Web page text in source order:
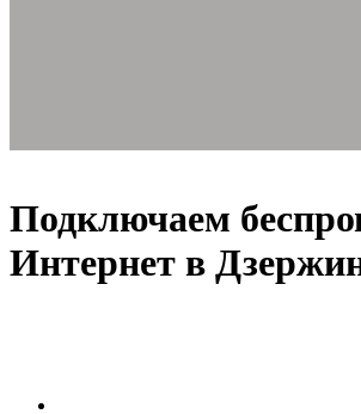
Подключаем
Интернет в